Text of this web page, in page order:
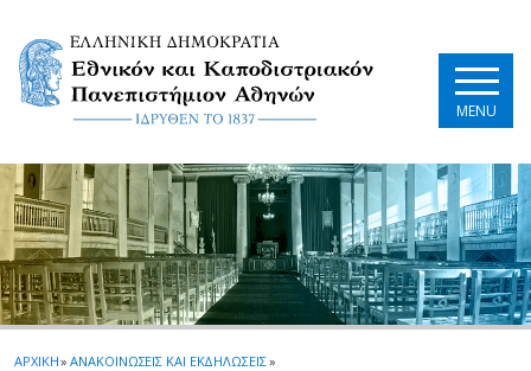
MENU
ΑΡΧΙΚΗ» ΑΝΑΚΟΙΝΩΣΕΙΣ ΚΑΙ ΕΚΔΗΛΩΣΕΙΣ»